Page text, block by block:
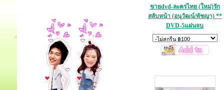
ขายdvd-ละครไทย (ใหม่)รัก
สลับหน้า (อนุวัฒน์/พัชญา) **
DVD-5แผ่นจบ